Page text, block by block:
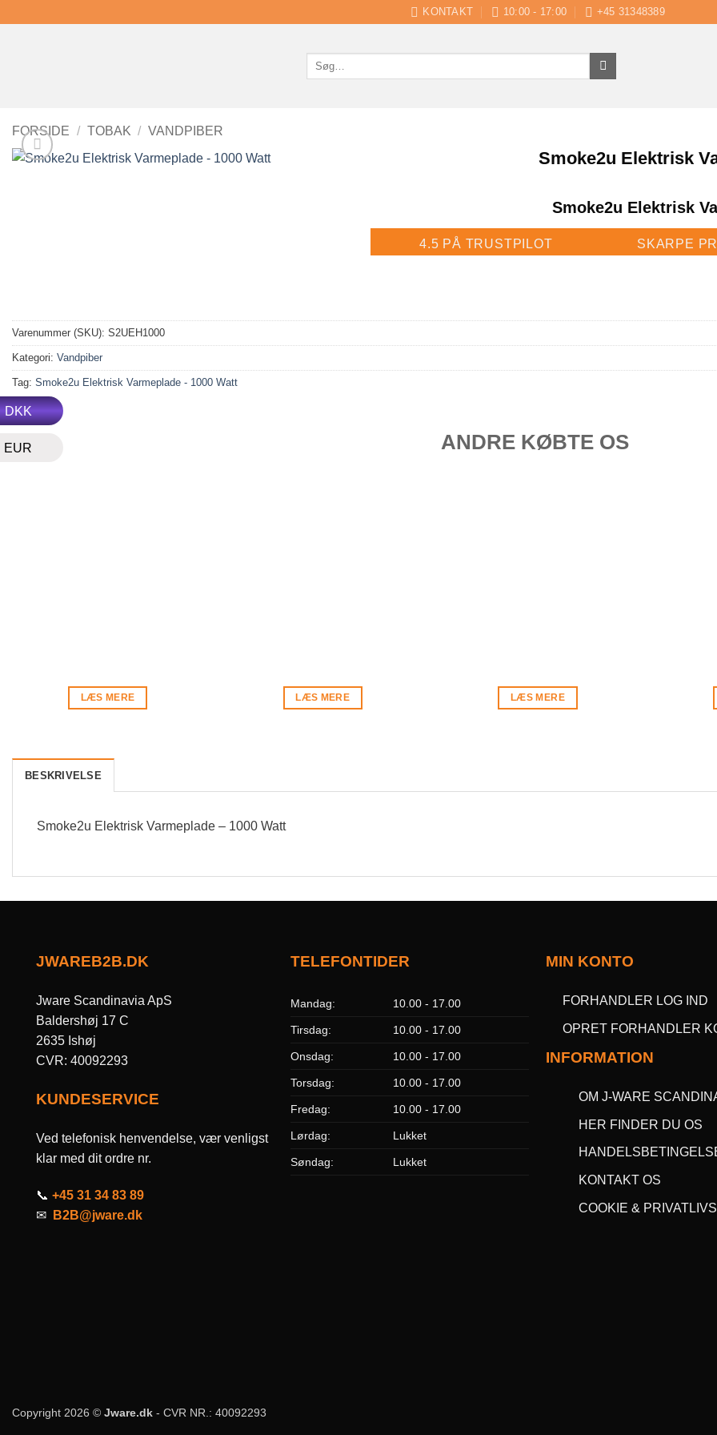
DKK
EUR
KONTAKT 10:00 - 17:00 +45 31348389
Søg
efter:
FORSIDE / TOBAK / VANDPIBER
Smoke2u Elektrisk
Smoke2u Elektrisk
4.5 PÅ TRUSTPILOT SKARPE
Varenummer (SKU): S2UEH1000
Kategori: Vandpiber
Tag: Smoke2u Elektrisk Varmeplade - 1000 Watt
ANDRE KØBTE OS
LÆS MERE LÆS MERE LÆS MERE
BESKRIVELSE
Smoke2u Elektrisk Varmeplade – 1000 Watt
JWAREB2B.DK
Jware Scandinavia ApS
Baldershøj 17 C
2635 Ishøj
CVR: 40092293
KUNDESERVICE
Ved telefonisk henvendelse, vær venligst
klar med dit ordre nr.
📞 +45 31 34 83 89
✉
B2B@jware.dk
TELEFONTIDER
Mandag: 10.00 - 17.00
Tirsdag: 10.00 - 17.00
Onsdag: 10.00 - 17.00
Torsdag: 10.00 - 17.00
Fredag: 10.00 - 17.00
Lørdag: Lukket
Søndag: Lukket
MIN KONTO
FORHANDLER LOG IND
OPRET FORHANDLER
INFORMATION
OM J-WARE
HER FINDER DU OS
KONTAKT OS
COOKIE &
Copyright 2026 © Jware.dk - CVR NR.: 40092293